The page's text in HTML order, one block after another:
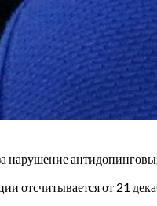
нарушение
от 21